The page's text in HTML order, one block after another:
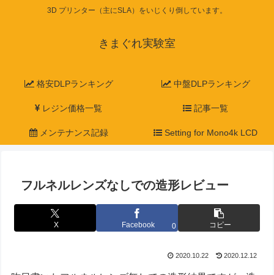
3D プリンター（主にSLA）をいじくり倒しています。
きまぐれ実験室
格安DLPランキング 中盤DLPランキング
レジン価格一覧 記事一覧
メンテナンス記録 Setting for Mono4k LCD
フルネルレンズなしでの造形レビュー
X Facebook 0 コピー
2020.10.22 2020.12.12